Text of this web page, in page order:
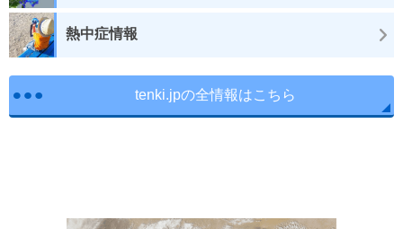
熱中症情報
tenki.jpの全情報はこちら